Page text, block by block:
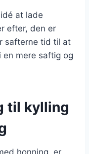
at lade
efter, den er
safterne tid til at
mere saftig og
til kylling
honning, er